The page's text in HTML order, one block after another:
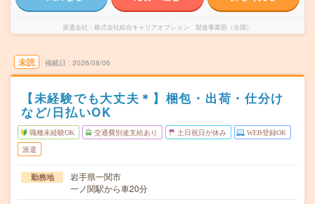
派遣会社 株式会社綜合キャリアオプション 製造事業部（全国）
未読 掲載日 2026/08/06
【未経験でも大丈夫＊】梱包・出荷・仕分け
など/日払いOK
職種未経験OK 交通費別途支給あり 土日祝日が休み WEB登録OK
派遣
勤務地
岩手県一関市
一ノ関駅から車20分